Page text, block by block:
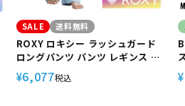
SALE 送料無料
ROXY ロキシー ラッシュガード
ロングパンツ パンツ レギンス ト
レンカ マリンカ レディース uv
ガード UVカット シンプル 体型カ
¥6,077税込 ¥